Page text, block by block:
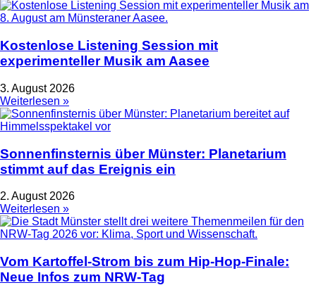
Kostenlose Listening Session mit
experimenteller Musik am Aasee
3. August 2026
Weiterlesen »
Sonnenfinsternis über Münster: Planetarium
stimmt auf das Ereignis ein
2. August 2026
Weiterlesen »
Vom Kartoffel-Strom bis zum Hip-Hop-Finale:
Neue Infos zum NRW-Tag